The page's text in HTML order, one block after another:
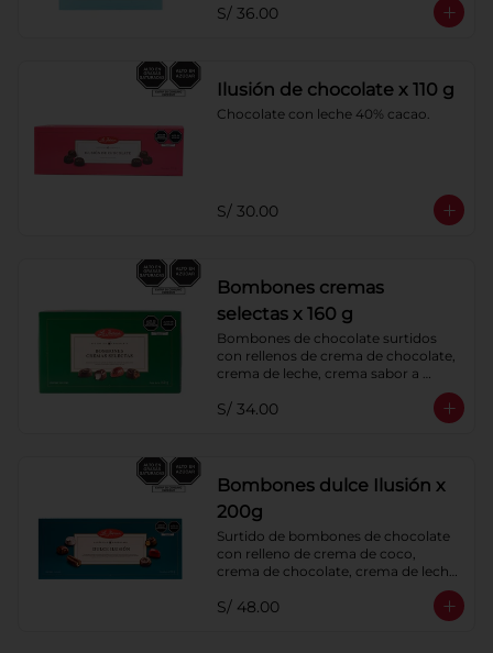
S/ 36.00
Ilusión de chocolate x 110 g
Chocolate con leche 40% cacao.
S/ 30.00
Bombones cremas
selectas x 160 g
Bombones de chocolate surtidos
con rellenos de crema de chocolate,
crema de leche, crema sabor a
menta y crema de café. Cobertura
de chocolate: 52% cacao.
S/ 34.00
Bombones dulce Ilusión x
200g
Surtido de bombones de chocolate
con relleno de crema de coco,
crema de chocolate, crema de leche,
relleno de crema de castaña con
pasta de cacao, confitura de ciruela,
S/ 48.00